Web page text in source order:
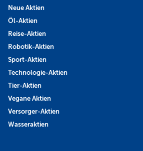
Neue Aktien
Öl-Aktien
Reise-Aktien
Robotik-Aktien
Sport-Aktien
Technologie-Aktien
Tier-Aktien
Vegane Aktien
Versorger-Aktien
Wasseraktien